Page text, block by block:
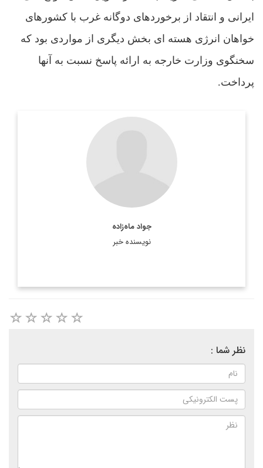
ايرانى و انتقاد از برخوردهای دوگانه غرب با کشورهای
خواهان انرژی هسته ای بخش دیگری از مواردی بود که
سخنگوی وزارت خارجه به ارائه پاسخ نسبت به آنها
پرداخت.
جواد ماه‌زاده
نویسنده خبر
نظر شما :